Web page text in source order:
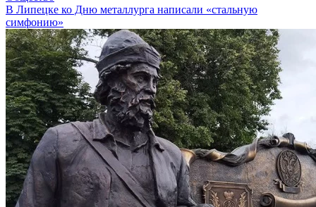
В Липецке ко Дню металлурга написали «стальную
симфонию»